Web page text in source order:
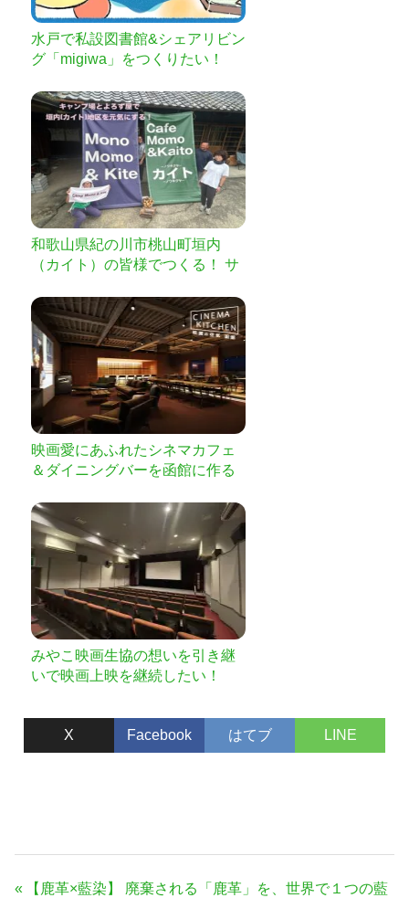
水戸で私設図書館&シェアリビン
グ「migiwa」をつくりたい！
和歌山県紀の川市桃山町垣内
（カイト）の皆様でつくる！ サ
屋をより良い場所に！【ふるさ
と納税型】
映画愛にあふれたシネマカフェ
＆ダイニングバーを函館に作る
みやこ映画生協の想いを引き継
いで映画上映を継続したい！
X Facebook はてブ LINE
投
前
【鹿革×藍染】 廃棄される「鹿革」を、世界で１つの藍